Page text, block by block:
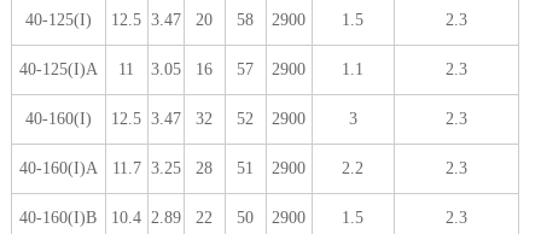
40-125(I) 12.5 3.47 20 58 2900 1.5 2.3
40-125(I)A 11 3.05 16 57 2900 1.1 2.3
40-160(I) 12.5 3.47 32 52 2900 3 2.3
40-160(I)A 11.7 3.25 28 51 2900 2.2 2.3
40-160(I)B 10.4 2.89 22 50 2900 1.5 2.3